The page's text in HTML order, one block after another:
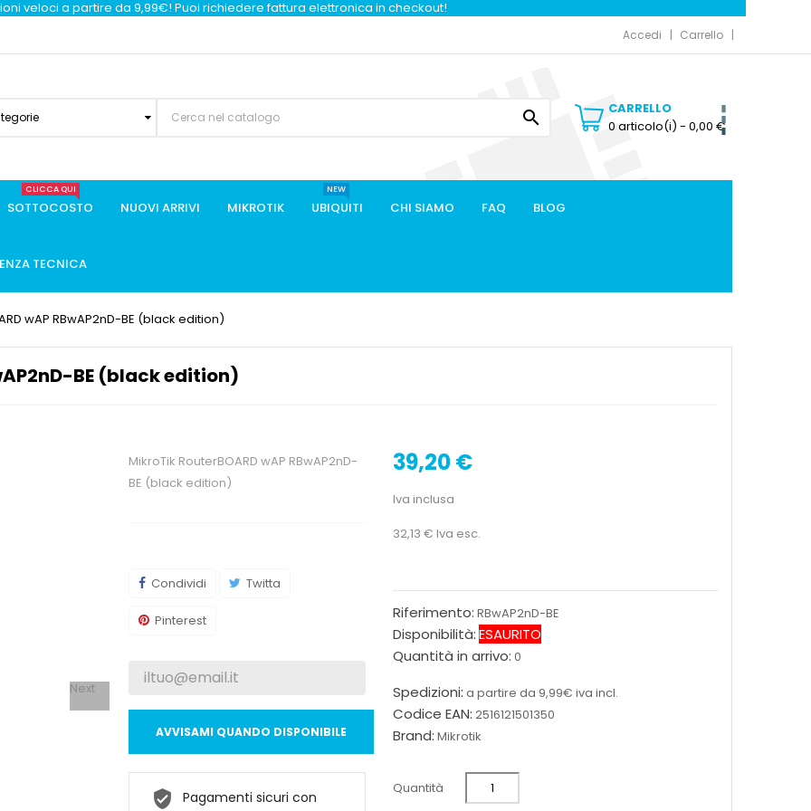
veloci a partire da 9,99€! Puoi richiedere fattura elettronica in checkout!
Accedi Carrello

CARRELLO
0 articolo(i) - 0,00 €
SOTTOCOSTO
CLICCA QUI
NUOVI ARRIVI MIKROTIK UBIQUITI
NEW
CHI SIAMO FAQ BLOG
TECNICA
wAP RBwAP2nD-BE (black edition)
BE (black edition)
Next
39,20 €
Iva inclusa
32,13 € Iva esc.
Riferimento: RBwAP2nD-BE
Disponibilità:ESAURITO
Quantità in arrivo: 0
Spedizioni: a partire da 9,99€ iva incl.
Codice EAN: 2516121501350
Brand: Mikrotik
Quantità
MikroTik RouterBOARD wAP RBwAP2nD-
BE (black edition)
Condividi Twitta
Pinterest
AVVISAMI QUANDO DISPONIBILE
Pagamenti sicuri con